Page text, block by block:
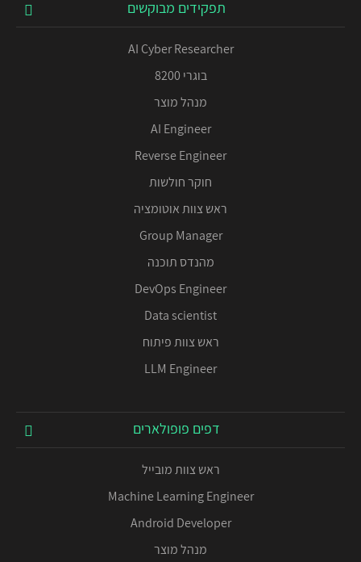
תפקידים מבוקשים
AI Cyber Researcher
בוגרי 8200
מנהל מוצר
AI Engineer
Reverse Engineer
חוקר חולשות
ראש צוות אוטומציה
Group Manager
מהנדס תוכנה
DevOps Engineer
Data scientist
ראש צוות פיתוח
LLM Engineer
דפים פופולארים
ראש צוות מובייל
Machine Learning Engineer
Android Developer
מנהל מוצר